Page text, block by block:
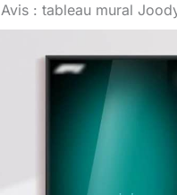
Avis : tableau mural